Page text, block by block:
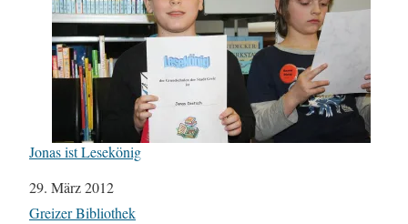
Jonas ist Lesekönig
Datum
29. März 2012
In Bezug auf
Greizer Bibliothek